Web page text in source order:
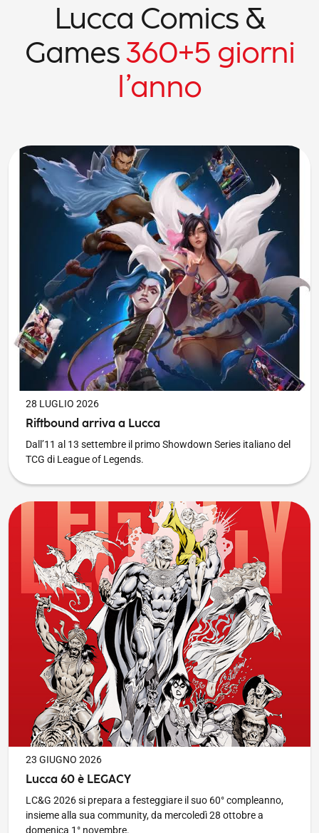
Lucca Comics &
Games360+5 giorni
l’anno
Riftbound arriva a Lucca
PUBBLICATO IL
28 LUGLIO 2026
Riftbound arriva a Lucca
Dall’11 al 13 settembre il primo Showdown Series italiano del
TCG di League of Legends.
Lucca 60 è LEGACY
PUBBLICATO IL
23 GIUGNO 2026
Lucca 60 è LEGACY
LC&G 2026 si prepara a festeggiare il suo 60° compleanno,
insieme alla sua community, da mercoledì 28 ottobre a
domenica 1° novembre.